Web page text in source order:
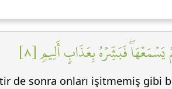
فَبَشِّرۡهُ بِعَذَابٍ أَلِيمٖ [٨]
de sonra onları işitmemiş gibi